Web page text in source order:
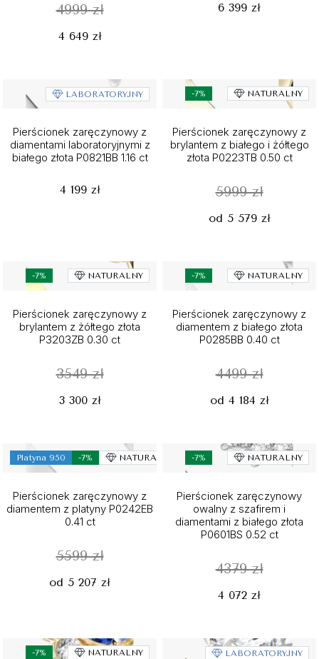
4999 zł
4 649 zł
6 399 zł
LABORATORYJNY
Pierścionek zaręczynowy z
diamentami laboratoryjnymi z
białego złota P0821BB 1.16 ct
4 199 zł
-7% NATURALNY
Pierścionek zaręczynowy z
brylantem z białego i żółtego
złota P0223TB 0.50 ct
5999 zł
od 5 579 zł
-7% NATURALNY
Pierścionek zaręczynowy z
brylantem z żółtego złota
P3203ZB 0.30 ct
3549 zł
3 300 zł
-7% NATURALNY
Pierścionek zaręczynowy z
diamentem z białego złota
P0285BB 0.40 ct
4499 zł
od 4 184 zł
Platyna 950 -7% NATURALNY
Pierścionek zaręczynowy z
diamentem z platyny P0242EB
0.41 ct
5599 zł
od 5 207 zł
-7% NATURALNY
Pierścionek zaręczynowy
owalny z szafirem i
diamentami z białego złota
P0601BS 0.52 ct
4379 zł
4 072 zł
-7% NATURALNY LABORATORYJNY